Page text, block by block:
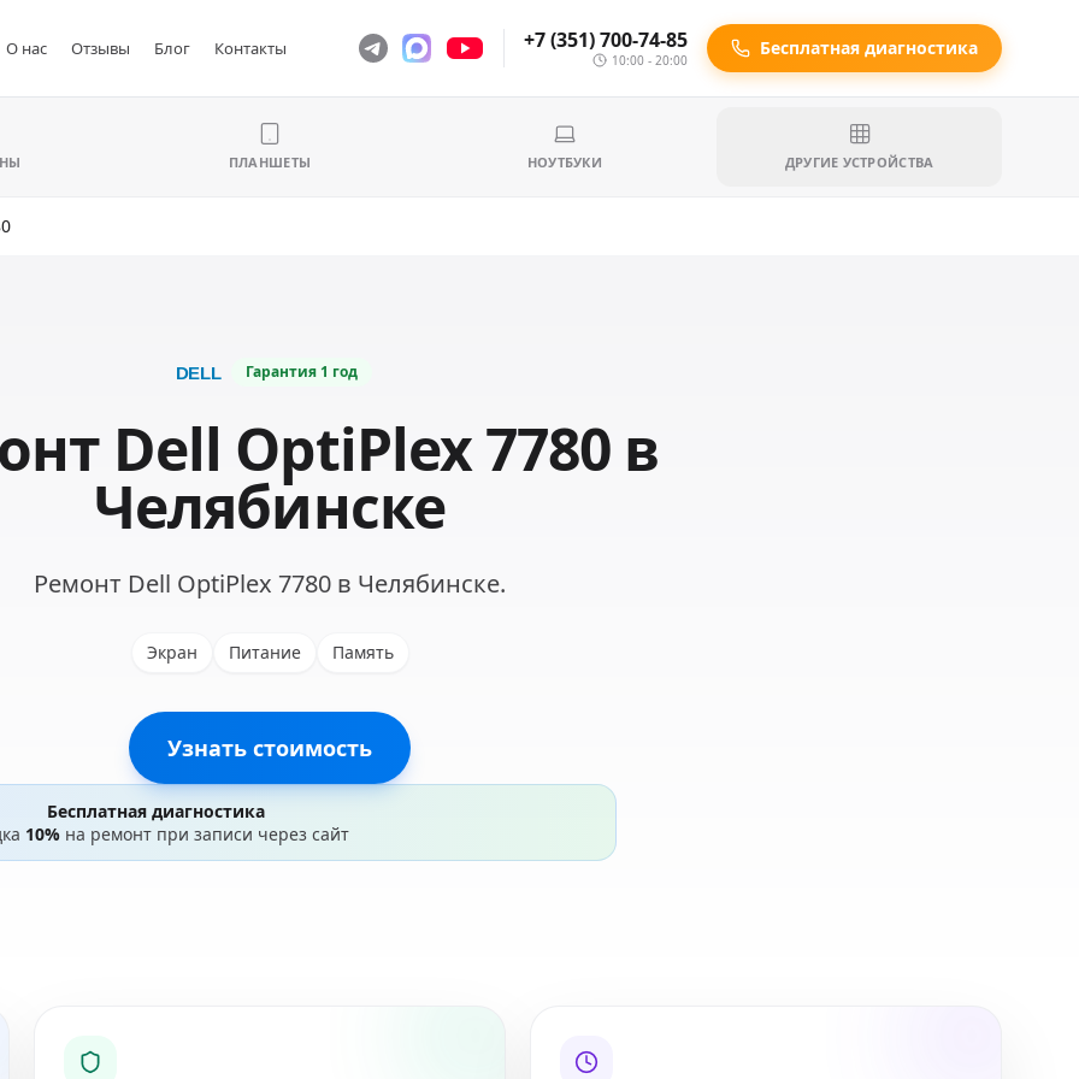
О нас Отзывы Блог Контакты +7 (351) 700-74-85
10:00 - 20:00
Бесплатная диагностика
ПЛАНШЕТЫ НОУТБУКИ ДРУГИЕ УСТРОЙСТВА
Гарантия 1 год
Dell OptiPlex 7780 в
Челябинске
Ремонт Dell OptiPlex 7780 в Челябинске.
Экран Питание Память
Узнать стоимость
Бесплатная диагностика
10% на ремонт при записи через сайт